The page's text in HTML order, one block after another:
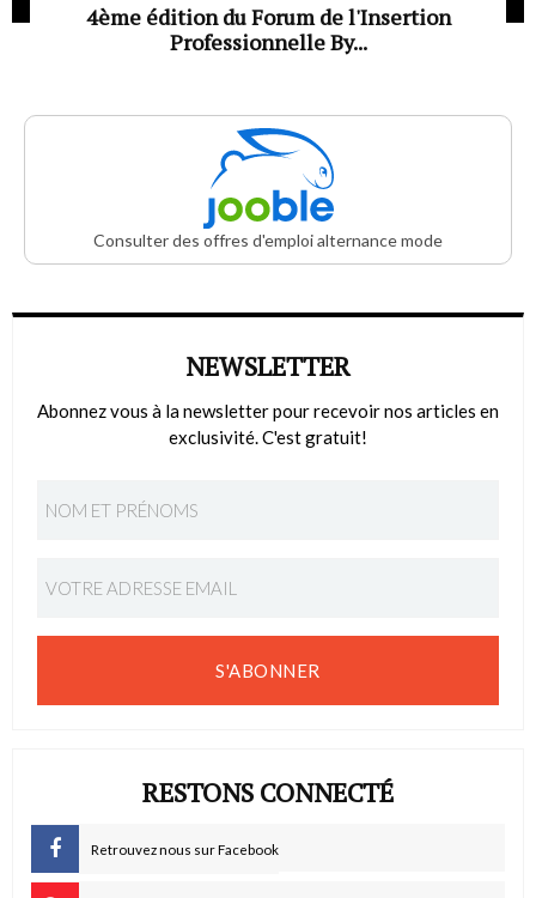
4ème édition du Forum de l'Insertion
Professionnelle By...
Consulter des offres d'emploi alternance mode
NEWSLETTER
Abonnez vous à la newsletter pour recevoir nos articles en
exclusivité. C'est gratuit!
S'ABONNER
RESTONS CONNECTÉ
Retrouvez nous sur Facebook